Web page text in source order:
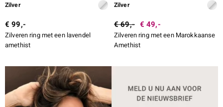
Zilver
€ 99,-
Zilveren ring met een lavendel
amethist
Zilver
€ 69,- € 49,-
Zilveren ring met een Marokkaanse
Amethist